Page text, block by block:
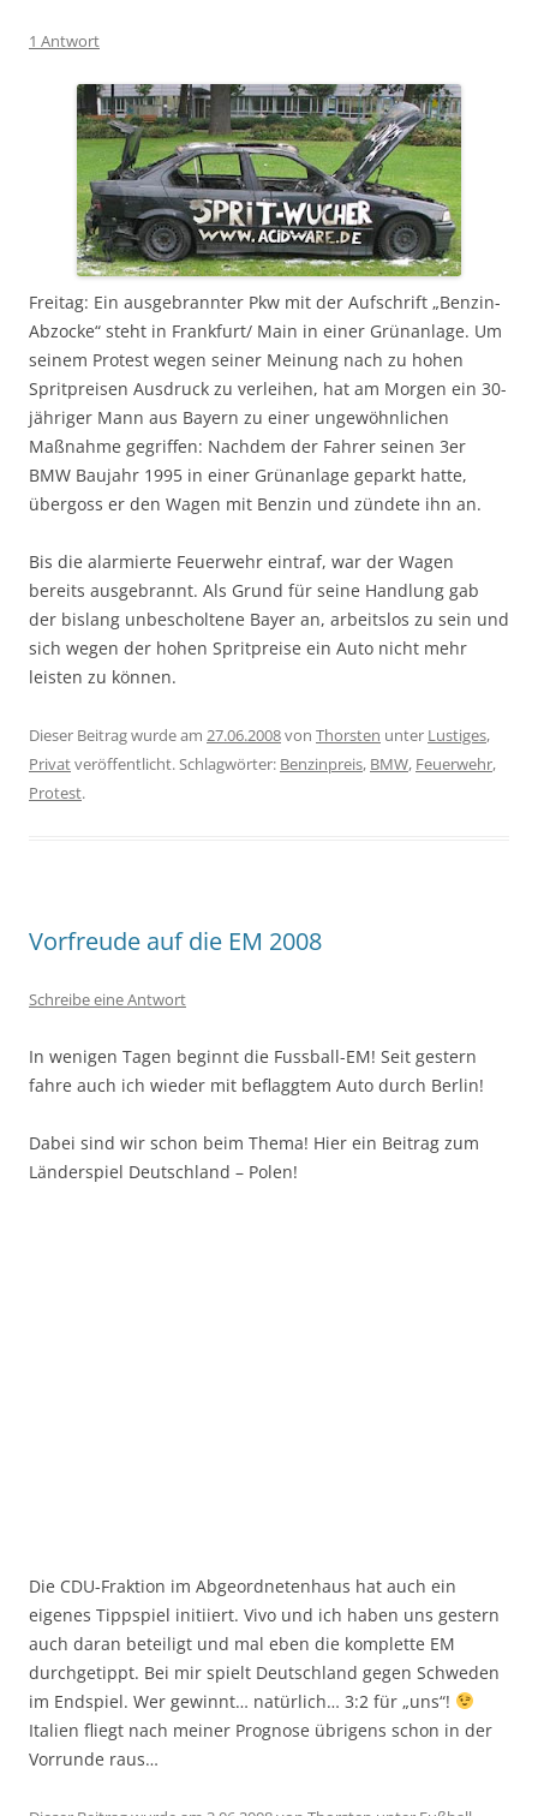
1 Antwort
Freitag: Ein ausgebrannter Pkw mit der Aufschrift „Benzin-
Abzocke“ steht in Frankfurt/ Main in einer Grünanlage. Um
seinem Protest wegen seiner Meinung nach zu hohen
Spritpreisen Ausdruck zu verleihen, hat am Morgen ein 30-
jähriger Mann aus Bayern zu einer ungewöhnlichen
Maßnahme gegriffen: Nachdem der Fahrer seinen 3er
BMW Baujahr 1995 in einer Grünanlage geparkt hatte,
übergoss er den Wagen mit Benzin und zündete ihn an.
Bis die alarmierte Feuerwehr eintraf, war der Wagen
bereits ausgebrannt. Als Grund für seine Handlung gab
der bislang unbescholtene Bayer an, arbeitslos zu sein und
sich wegen der hohen Spritpreise ein Auto nicht mehr
leisten zu können.
Dieser Beitrag wurde am 27.06.2008von Thorsten unter Lustiges,
Privatveröffentlicht. Schlagwörter: Benzinpreis, BMW, Feuerwehr,
Protest.
Vorfreude auf die EM 2008
Schreibe eine Antwort
In wenigen Tagen beginnt die Fussball-EM! Seit gestern
fahre auch ich wieder mit beflaggtem Auto durch Berlin!
Dabei sind wir schon beim Thema! Hier ein Beitrag zum
Länderspiel Deutschland – Polen!
Die CDU-Fraktion im Abgeordnetenhaus hat auch ein
eigenes Tippspiel initiiert. Vivo und ich haben uns gestern
auch daran beteiligt und mal eben die komplette EM
durchgetippt. Bei mir spielt Deutschland gegen Schweden
im Endspiel. Wer gewinnt… natürlich… 3:2 für „uns“!
Italien fliegt nach meiner Prognose übrigens schon in der
Vorrunde raus…